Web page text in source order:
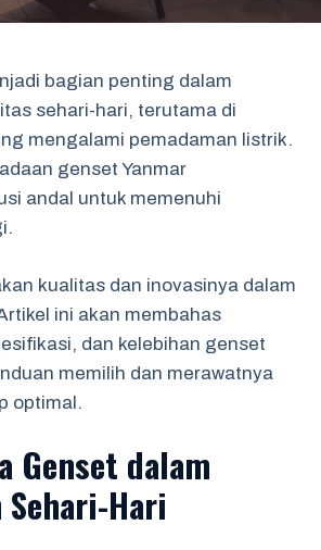
bagian penting dalam
sehari-hari, terutama di
mengalami pemadaman listrik.
genset Yanmar
andal untuk memenuhi
kualitas dan inovasinya dalam
ini akan membahas
dan kelebihan genset
memilih dan merawatnya
optimal.
Genset dalam
Hari